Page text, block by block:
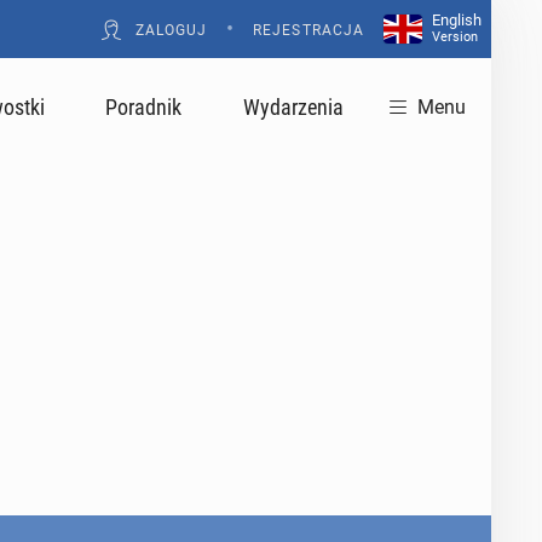
ZALOGUJ • REJESTRACJA
English
Version
Poradnik Wydarzenia Menu